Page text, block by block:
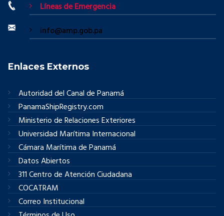
Líneas de Emergencia
info@amp.gob.pa
Enlaces Externos
Autoridad del Canal de Panamá
PanamaShipRegistry.com
Ministerio de Relaciones Exteriores
Universidad Marítima Internacional
Cámara Marítima de Panamá
Datos Abiertos
311 Centro de Atención Ciudadana
COCATRAM
Correo Institucional